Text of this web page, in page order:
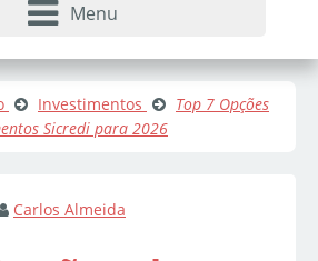
Menu
Investimentos
Top 7 Opções
Sicredi para 2026
Carlos Almeida